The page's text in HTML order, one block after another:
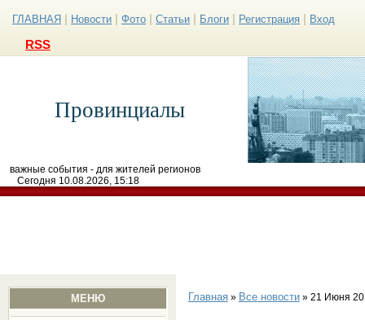
ГЛАВНАЯ Новости Фото Статьи Блоги Регистрация Вход
RSS
Провинциалы
важные события - для жителей регионов
Сегодня 10.08.2026, 15:18
МЕНЮ Главная» Все новости» 21 Июня